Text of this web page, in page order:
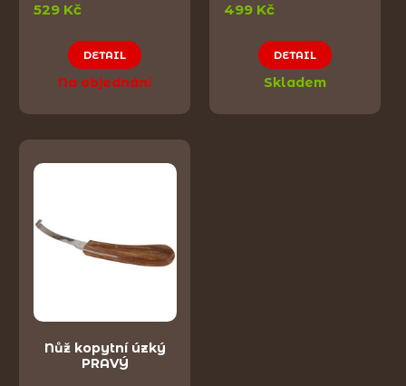
529 Kč
DETAIL
Na objednání
499 Kč
DETAIL
Skladem
Nůž kopytní úzký
PRAVÝ